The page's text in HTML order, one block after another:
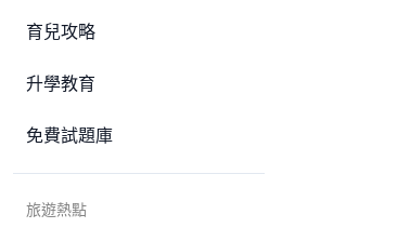
育兒攻略
升學教育
免費試題庫
旅遊熱點